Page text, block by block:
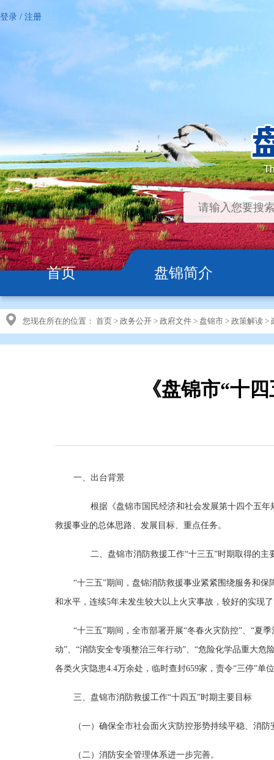
登录 / 注册
首页 盘锦简介
您现在所在的位置： 首页 > 政务公开 > 政府文件 > 盘锦市 > 政策解读 >
《盘锦市“十
一、出台背景
根据《盘锦市国民经济和社会发展第十四个五年
救援事业的总体思路、发展目标、重点任务。
二、盘锦市消防救援工作“十三五”时期取得的主
“十三五”期间，盘锦消防救援事业紧紧围绕服务和
和水平，连续5年未发生较大以上火灾事故，较好的实现
“十三五”期间，全市部署开展“冬春火灾防控”、“夏
动”、“消防安全专项整治三年行动”、“危险化学品重大
各类火灾隐患4.4万余处，临时查封659家，责令“三停”
三、盘锦市消防救援工作“十四五”时期主要目标
（一）确保全市社会面火灾防控形势持续平稳、消
（二）消防安全管理体系进一步完善。